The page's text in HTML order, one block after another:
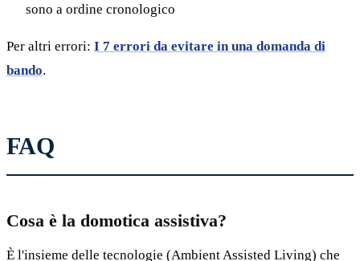
sono a ordine cronologico
Per altri errori: I 7 errori da evitare in una domanda di
bando.
FAQ
Cosa è la domotica assistiva?
È l'insieme delle tecnologie (Ambient Assisted Living) che